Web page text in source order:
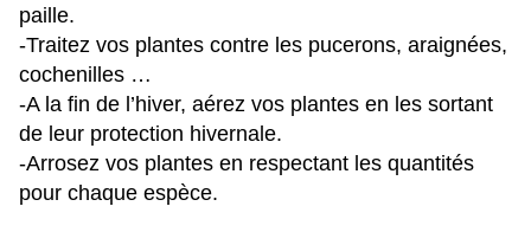
paille.
-Traitez vos plantes contre les pucerons, araignées,
cochenilles …
-A la fin de l’hiver, aérez vos plantes en les sortant
de leur protection hivernale.
-Arrosez vos plantes en respectant les quantités
pour chaque espèce.